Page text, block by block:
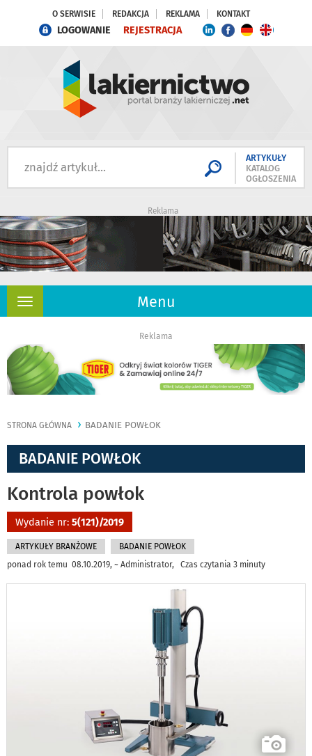
O SERWISIE REDAKCJA REKLAMA KONTAKT
LOGOWANIE REJESTRACJA
ARTYKUŁY
KATALOG
OGŁOSZENIA
Reklama
Menu
Rozwiń
Reklama
STRONA GŁÓWNA BADANIE POWŁOK
BADANIE POWŁOK
Kontrola powłok
Wydanie nr: 5(121)/2019
ARTYKUŁY BRANŻOWE
BADANIE POWŁOK
ponad rok temu 08.10.2019, ~ Administrator, Czas czytania 3 minuty